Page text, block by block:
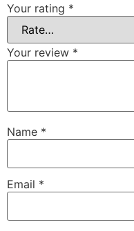
Your rating *
Your review *
Name *
Email *